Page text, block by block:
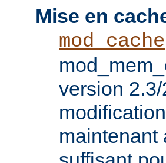
Mise en
mod_cache
version
maintenant